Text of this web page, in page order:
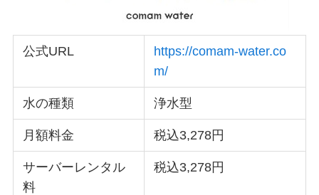
公式URL
https://comam-water.co
m/
水の種類 浄水型
月額料金 税込3,278円
サーバーレンタル
料
税込3,278円